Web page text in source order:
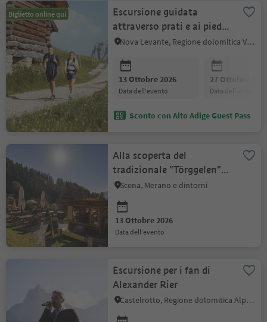
Biglietto online qui
Escursione guidata
attraverso prati e ai piedi
del Catinaccio
Nova Levante, Regione dolomitica Val d'Ega
13 Ottobre 2026
data dell'evento
27 Ottobre 2026
data dell'evento
Sconto con Alto Adige Guest Pass
Alla scoperta del
tradizionale "Törggelen"
tirolese: escursione
guidata
Scena, Merano e dintorni
13 Ottobre 2026
data dell'evento
Escursione per i fan di
Alexander Rier
Castelrotto, Regione dolomitica Alpe di Siusi